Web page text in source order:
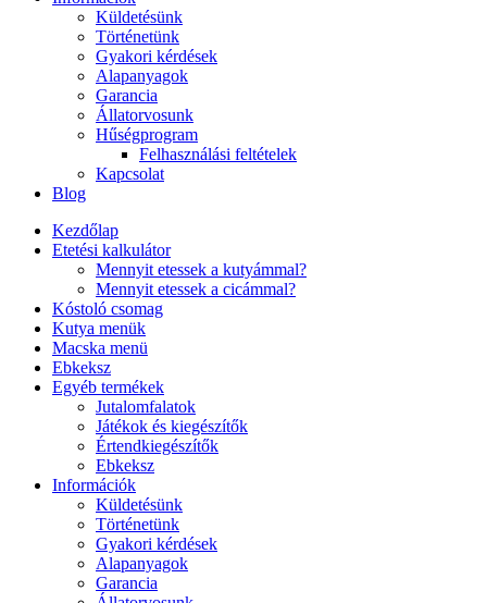
Küldetésünk
Történetünk
Gyakori kérdések
Alapanyagok
Garancia
Állatorvosunk
Hűségprogram
Felhasználási feltételek
Kapcsolat
Blog
Kezdőlap
Etetési kalkulátor
Mennyit etessek a kutyámmal?
Mennyit etessek a cicámmal?
Kóstoló csomag
Kutya menük
Macska menü
Ebkeksz
Egyéb termékek
Jutalomfalatok
Játékok és kiegészítők
Értendkiegészítők
Ebkeksz
Információk
Küldetésünk
Történetünk
Gyakori kérdések
Alapanyagok
Garancia